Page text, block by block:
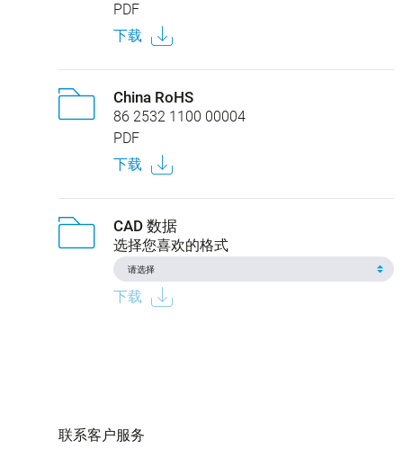
PDF
下载
China RoHS
86 2532 1100 00004
PDF
下载
CAD 数据
选择您喜欢的格式
下载
联系客户服务